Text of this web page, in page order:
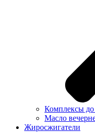
Комплексы до
Масло
Жиросжигатели